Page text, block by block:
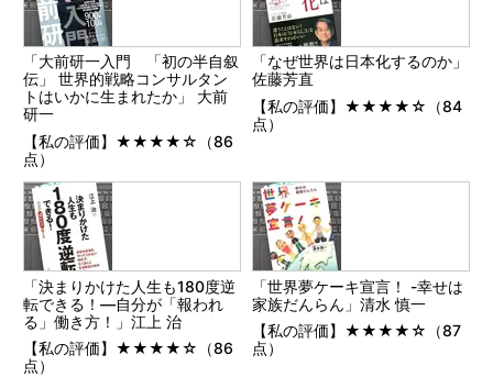
「大前研一入門 「初の半自叙
伝」 世界的戦略コンサルタン
トはいかに生まれたか」 大前
研一
【私の評価】★★★★☆（86
点）
「なぜ世界は日本化するのか」
佐藤芳直
【私の評価】★★★★☆（84
点）
「決まりかけた人生も180度逆
転できる！―自分が「報われ
る」働き方！」江上 治
【私の評価】★★★★☆（86
点）
「世界夢ケーキ宣言！ -幸せは
家族だんらん」清水 慎一
【私の評価】★★★★☆（87
点）